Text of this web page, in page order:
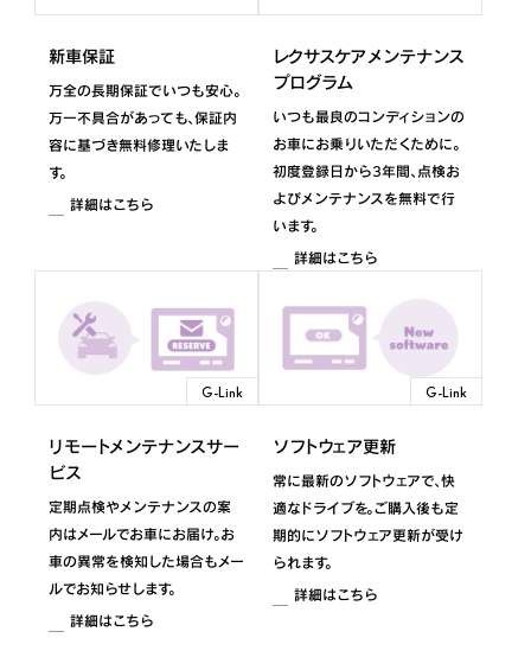
新車保証
万全の長期保証でいつも安心。
万一不具合があっても、保証内
容に基づき無料修理いたしま
す。
詳細はこちら
レクサスケア メンテナンス
プログラム
いつも最良のコンディションの
お車にお乗りいただくために。
初度登録日から3年間、点検お
よびメンテナンスを無料で行
います。
詳細はこちら
G-Link
リモートメンテナンスサー
ビス
定期点検やメンテナンスの案
内はメールでお車にお届け。お
車の異常を検知した場合もメー
ルでお知らせします。
詳細はこちら
G-Link
ソフトウェア更新
常に最新のソフトウェアで、快
適なドライブを。ご購入後も定
期的にソフトウェア更新が受け
られます。
詳細はこちら